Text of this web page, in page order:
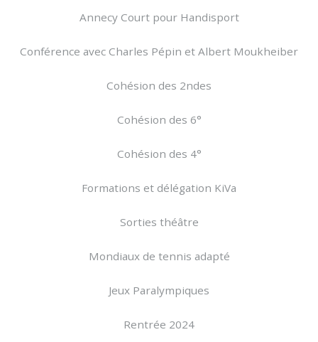
Annecy Court pour Handisport
Conférence avec Charles Pépin et Albert Moukheiber
Cohésion des 2ndes
Cohésion des 6°
Cohésion des 4°
Formations et délégation KiVa
Sorties théâtre
Mondiaux de tennis adapté
Jeux Paralympiques
Rentrée 2024